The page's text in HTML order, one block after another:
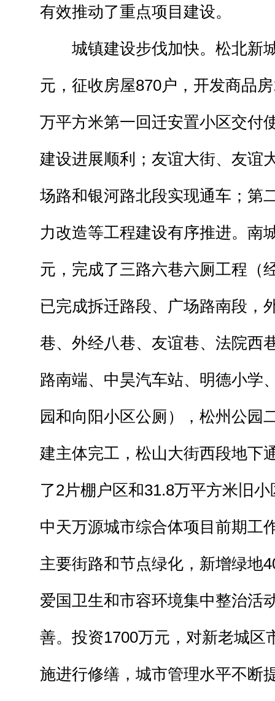
有效推动了重点项目建设。
城镇建设步伐加快。松北新
元，征收房屋870户，开发商品
万平方米第一回迁安置小区交付
建设进展顺利；友谊大街、友谊
场路和银河路北段实现通车；第
力改造等工程建设有序推进。南
元，完成了三路六巷六厕工程（
已完成拆迁路段、广场路南段，
巷、外经八巷、友谊巷、法院西
路南端、中昊汽车站、明德小学
园和向阳小区公厕），松州公园
建主体完工，松山大街西段地下
了2片棚户区和31.8万平方米旧
中天万源城市综合体项目前期工
主要街路和节点绿化，新增绿地
爱国卫生和市容环境集中整治活
善。投资1700万元，对新老城区
施进行修缮，城市管理水平不断